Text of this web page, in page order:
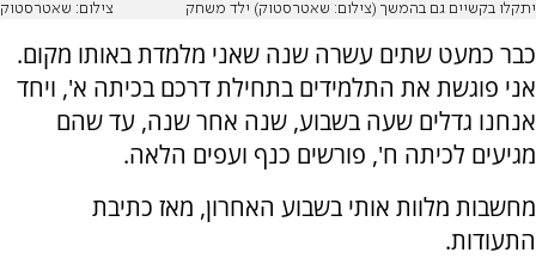
יתקלו בקשיים גם בהמשך (צילום: שאטרסטוק) ילד משחק צילום: שאטרסטוק
כבר כמעט שתים עשרה שנה שאני מלמדת באותו מקום.
אני פוגשת את התלמידים בתחילת דרכם בכיתה א', ויחד
אנחנו גדלים שעה בשבוע, שנה אחר שנה, עד שהם
מגיעים לכיתה ח', פורשים כנף ועפים הלאה.
מחשבות מלוות אותי בשבוע האחרון, מאז כתיבת
התעודות.